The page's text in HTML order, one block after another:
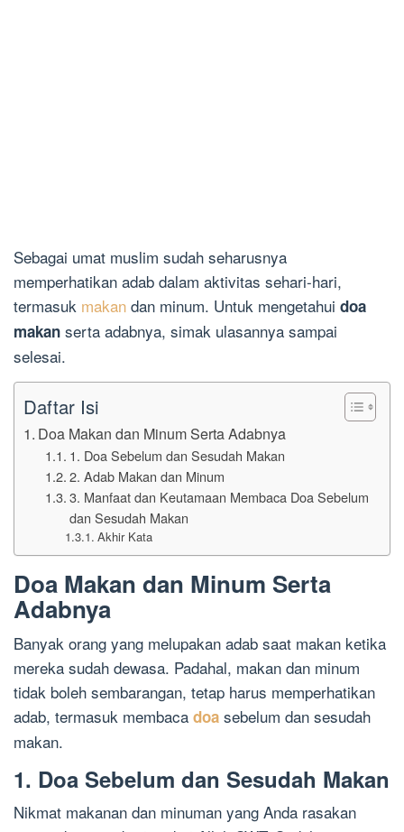
Sebagai umat muslim sudah seharusnya
memperhatikan adab dalam aktivitas sehari-hari,
termasuk makan dan minum. Untuk mengetahui doa
makan serta adabnya, simak ulasannya sampai
selesai.
Daftar Isi
Doa Makan dan Minum Serta Adabnya
1. Doa Sebelum dan Sesudah Makan
2. Adab Makan dan Minum
3. Manfaat dan Keutamaan Membaca Doa Sebelum
dan Sesudah Makan
Akhir Kata
Doa Makan dan Minum Serta
Adabnya
Banyak orang yang melupakan adab saat makan ketika
mereka sudah dewasa. Padahal, makan dan minum
tidak boleh sembarangan, tetap harus memperhatikan
adab, termasuk membaca doa sebelum dan sesudah
makan.
1. Doa Sebelum dan Sesudah Makan
Nikmat makanan dan minuman yang Anda rasakan